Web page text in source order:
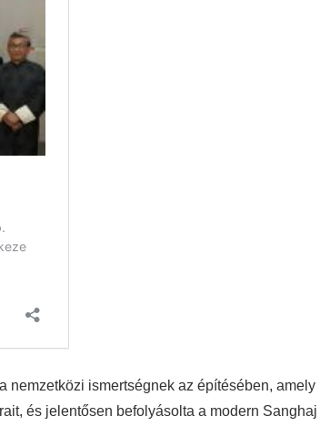
nemzetközi ismertségnek az építésében, amely
és jelentősen befolyásolta a modern Sanghaj